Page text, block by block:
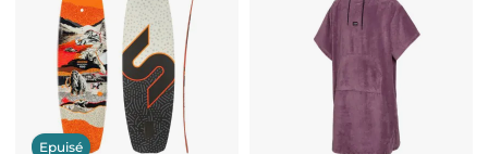
Epuisé